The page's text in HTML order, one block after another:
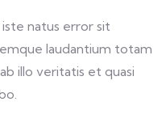
natus error sit
laudantium totam
illo veritatis et quasi